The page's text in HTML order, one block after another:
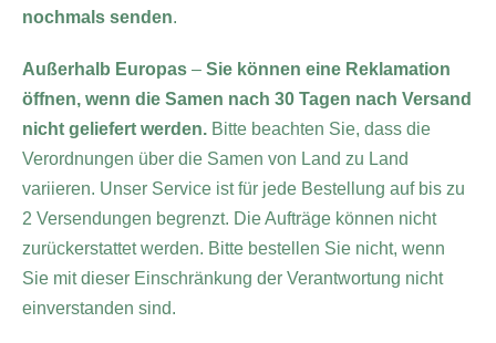
nochmals senden.
Außerhalb Europas – Sie können eine Reklamation
öffnen, wenn die Samen nach 30 Tagen nach Versand
nicht geliefert werden. Bitte beachten Sie, dass die
Verordnungen über die Samen von Land zu Land
variieren. Unser Service ist für jede Bestellung auf bis zu
2 Versendungen begrenzt. Die Aufträge können nicht
zurückerstattet werden. Bitte bestellen Sie nicht, wenn
Sie mit dieser Einschränkung der Verantwortung nicht
einverstanden sind.